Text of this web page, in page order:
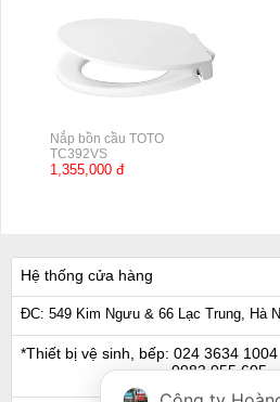
Nắp bồn cầu TOTO
TC392VS
1,355,000 đ
Hệ thống cửa hàng
ĐC: 549 Kim Ngưu & 66 Lạc Trung, Hà
*Thiết bị vệ sinh, bếp: 024 3634 1004
0983 055 605-